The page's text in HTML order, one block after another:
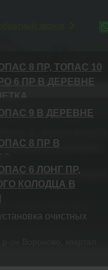
Цены Гарантии
8 ПР, ТОПАС 10
6 ПР В ДЕРЕВНЕ
очистных
база отдыха «Селигер-
9 В ДЕРЕВНЕ
очистных
Мешково
ДЕРЕВНЕ СКУЛИНО
очистных
д. Скулино
8 ПР В
очистных
г. Кувшиново, ул.
5 ПР В ДЕРЕВНЕ
очистного
Полтево-Форест
6 ЛОНГ ПР,
КОЛОДЦА В
очистных